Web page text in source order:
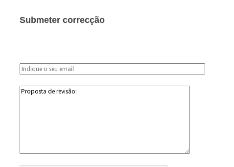
Submeter correcção